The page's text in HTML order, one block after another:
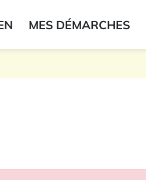
MES DÉMARCHES